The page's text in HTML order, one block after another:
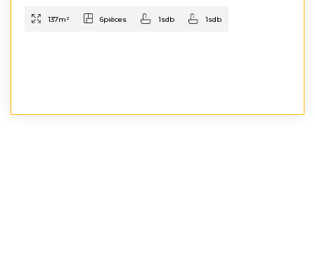
137m² 6pièces 1sdb 1sdb